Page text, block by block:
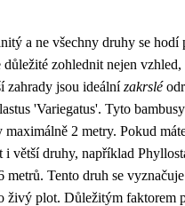
a ne všechny druhy se hodí
zohlednit nejen vzhled,
zahrady jsou ideálnízakrslé
'Variegatus'. Tyto bambusy
2 metry. Pokud
i větší druhy, například
metrů. Tento druh se vyznačuje
živý plot. Důležitým faktorem